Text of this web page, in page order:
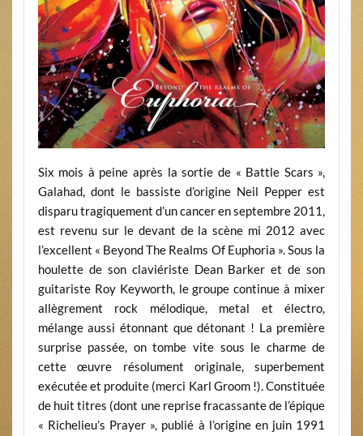
Six mois à peine après la sortie de « Battle Scars »,
Galahad, dont le bassiste d’origine Neil Pepper est
disparu tragiquement d’un cancer en septembre 2011,
est revenu sur le devant de la scène mi 2012 avec
l’excellent « Beyond The Realms Of Euphoria ». Sous la
houlette de son claviériste Dean Barker et de son
guitariste Roy Keyworth, le groupe continue à mixer
allègrement rock mélodique, metal et électro,
mélange aussi étonnant que détonant ! La première
surprise passée, on tombe vite sous le charme de
cette œuvre résolument originale, superbement
exécutée et produite (merci Karl Groom !). Constituée
de huit titres (dont une reprise fracassante de l’épique
« Richelieu’s Prayer », publié à l’origine en juin 1991